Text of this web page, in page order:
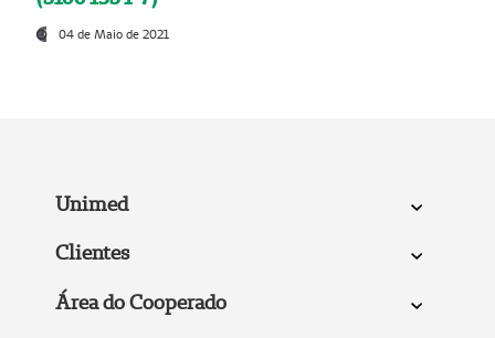
04 de Maio de 2021
Unimed
Clientes
Área do Cooperado